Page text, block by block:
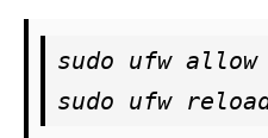
sudo ufw allow
sudo ufw